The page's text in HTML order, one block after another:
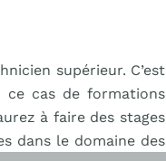
supérieur. C’est
ce cas de formations
à faire des stages
dans le domaine des